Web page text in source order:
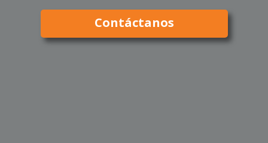
Contáctanos